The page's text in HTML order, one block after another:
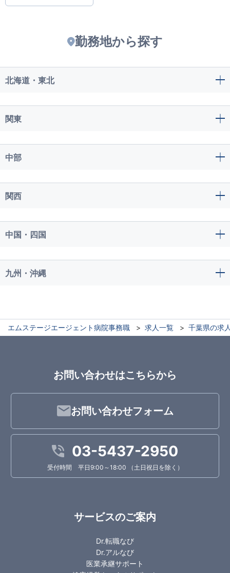
勤務地から探す
北海道・東北
関東
中部
関西
中国・四国
九州・沖縄
エムステージエージェント病院事務職 求人一覧 千葉県の求
お問い合わせはこちらから
お問い合わせフォーム
03-5437-2950
受付時間 平日9:00～18:00 （土日祝日を除く）
サービスのご案内
Dr.転職なび
Dr.アルなび
医業承継サポート